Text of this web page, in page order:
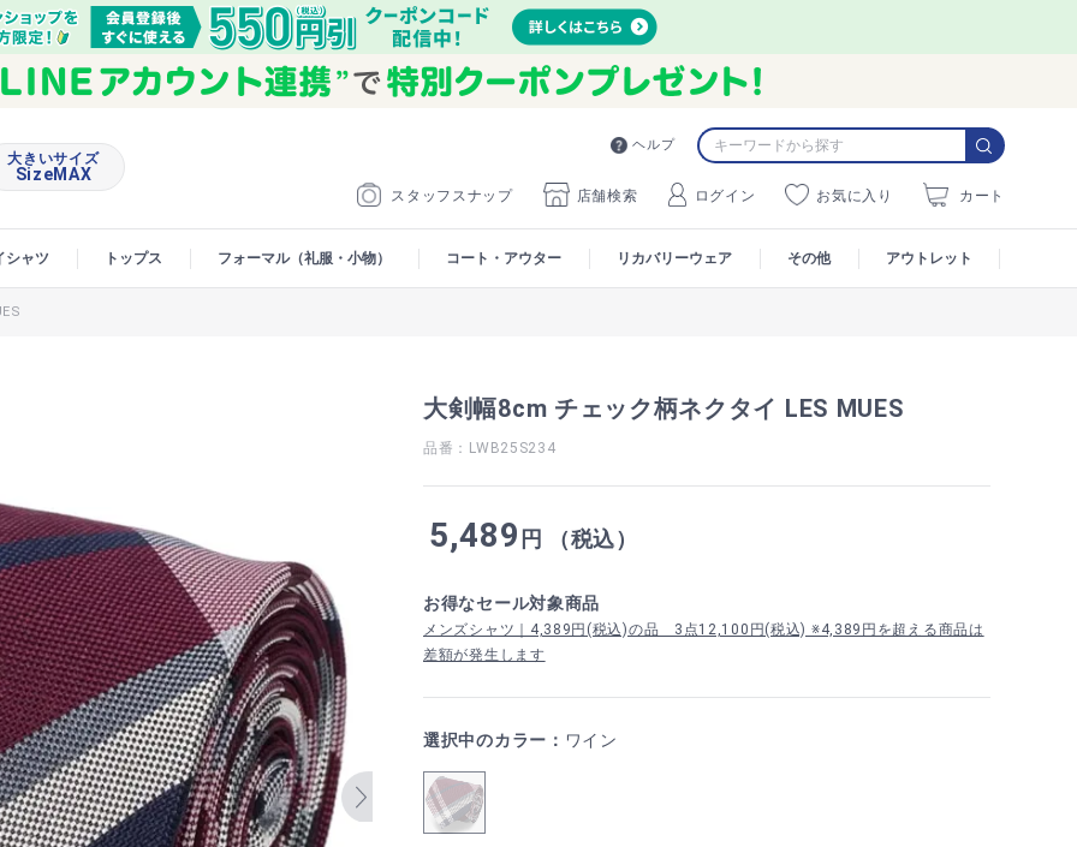
ヘルプ
スタッフスナップ 店舗検索 ログイン お気に入り カート
大きいサイズ
SizeMAX
シャツ トップス フォーマル（礼服・小物） コート・アウター リカバリーウェア その他 アウトレット
大剣幅8cm チェック柄ネクタイ LES MUES
品番：LWB25S234
5,489 円 （税込）
お得なセール対象商品
メンズシャツ｜4,389円(税込)の品 3点12,100円(税込) ※4,389円を超える商品は
差額が発生します
選択中のカラー： ワイン